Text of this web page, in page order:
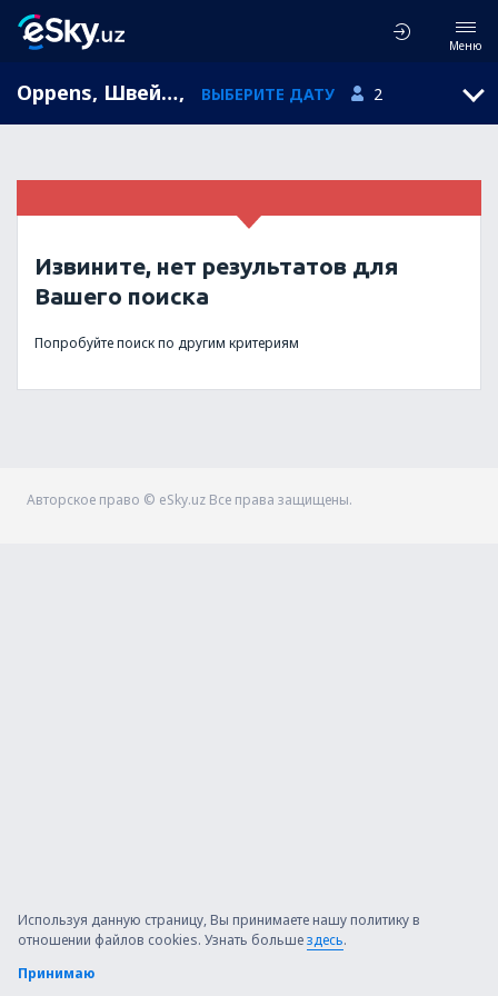
Меню
Oppens, Швейцария, ВЫБЕРИТЕ ДАТУ 2
Извините, нет результатов для
Вашего поиска
Попробуйте поиск по другим критериям
Авторское право © eSky.uz Все права защищены.
Используя данную страницу, Вы принимаете нашу политику в
отношении файлов cookies. Узнать большездесь.
Принимаю